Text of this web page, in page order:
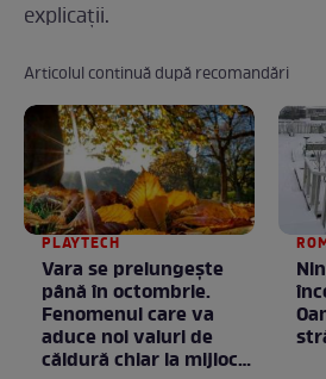
explicații.
Articolul continuă după recomandări
PLAYTECH
Vara se prelungeşte
până în octombrie.
Fenomenul care va
aduce noi valuri de
căldură chiar la mijlocul